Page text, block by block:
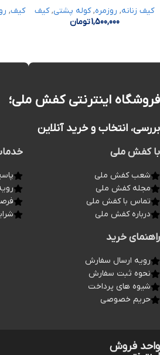
کیف زنانه, روزمره,کوله پشتی,کیف
1,500,000تومان
کیف,
فروشگاه اینترنتی کفش ملی؛
بررسی، انتخاب و خرید آنلاین
با کفش ملی
شعب کفش ملی
مجله کفش ملی
تماس با کفش ملی
درباره کفش ملی
راهنمای خرید
رویه ارسال سفارش
نحوه ثبت سفارش
شیوه های پرداخت
حریم خصوصی
واحد فروش